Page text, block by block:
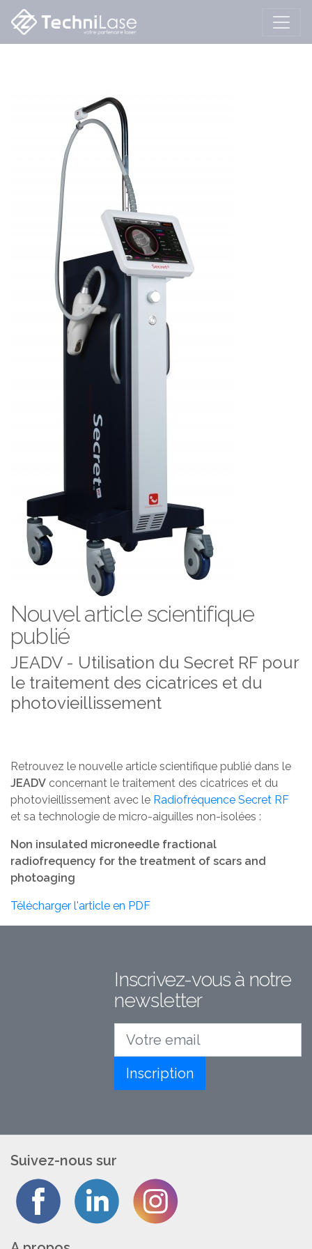
Nouvel article scientifique
publié
JEADV - Utilisation du Secret RF pour
le traitement des cicatrices et du
photovieillissement
Retrouvez le nouvelle article scientifique publié dans le
JEADV concernant le traitement des cicatrices et du
photovieillissement avec le Radiofréquence Secret RF
et sa technologie de micro-aiguilles non-isolées :
Non insulated microneedle fractional
radiofrequency for the treatment of scars and
photoaging
Télécharger l'article en PDF
Inscrivez-vous à notre
newsletter
Inscription
Suivez-nous sur